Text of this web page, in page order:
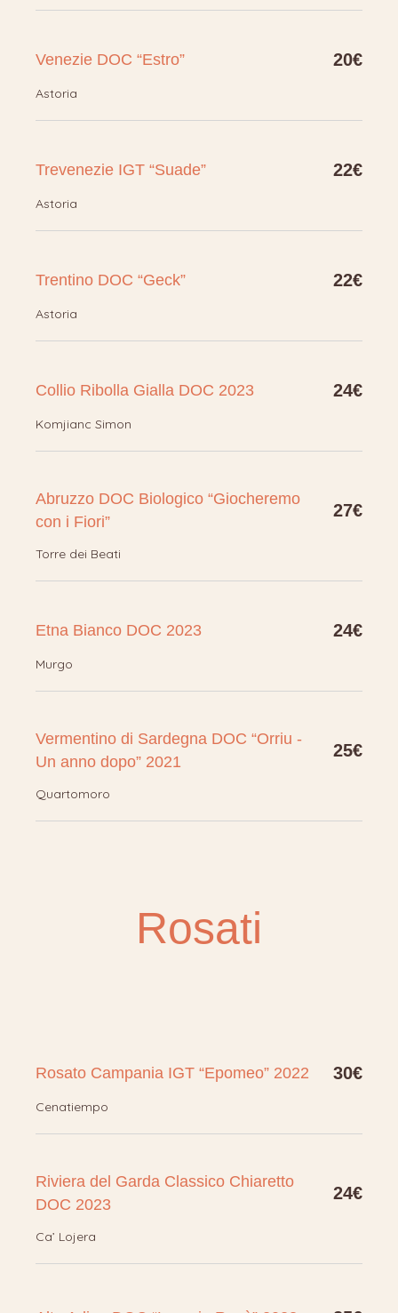
Venezie DOC “Estro” 20€
Astoria
Trevenezie IGT “Suade” 22€
Astoria
Trentino DOC “Geck” 22€
Astoria
Collio Ribolla Gialla DOC 2023 24€
Komjianc Simon
Abruzzo DOC Biologico “Giocheremo
con i Fiori”
27€
Torre dei Beati
Etna Bianco DOC 2023 24€
Murgo
Vermentino di Sardegna DOC “Orriu -
Un anno dopo” 2021
25€
Quartomoro
Rosati
Rosato Campania IGT “Epomeo” 2022 30€
Cenatiempo
Riviera del Garda Classico Chiaretto
DOC 2023
24€
Ca’ Lojera